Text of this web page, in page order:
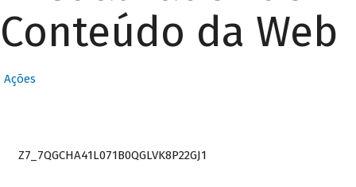
Conteúdo da Web
Ações
Z7_7QGCHA41L071B0QGLVK8P22GJ1